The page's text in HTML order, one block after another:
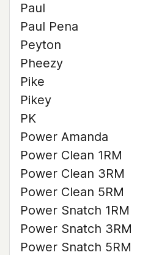
Paul
Paul Pena
Peyton
Pheezy
Pike
Pikey
PK
Power Amanda
Power Clean 1RM
Power Clean 3RM
Power Clean 5RM
Power Snatch 1RM
Power Snatch 3RM
Power Snatch 5RM